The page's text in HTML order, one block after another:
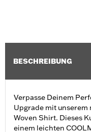
BESCHREIBUNG
Verpasse Deinem
Upgrade mit unserem
Woven Shirt. Dieses
einem leichten